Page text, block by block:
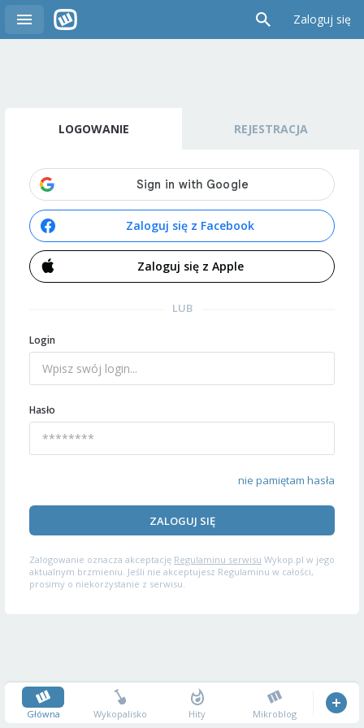
Zaloguj się
LOGOWANIE REJESTRACJA
Zaloguj się z Facebook
Zaloguj się z Apple
LUB
Login
Hasło
nie pamiętam hasła
ZALOGUJ SIĘ
Zalogowanie oznacza akceptację Regulaminu serwisu Wykop.pl w jego
aktualnym brzmieniu. Jeśli nie akceptujesz Regulaminu w całości,
prosimy o niekorzystanie z serwisu.
Główna Wykopalisko Hity Mikroblog